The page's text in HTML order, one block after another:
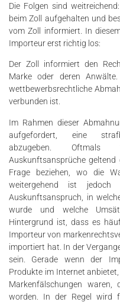
Die Folgen sind
beim Zoll aufgehalten und
vom Zoll informiert. In
Importeur erst richtig los:
Der Zoll informiert den
Marke oder deren
wettbewerbsrechtliche
verbunden ist.
Im Rahmen dieser
aufgefordert, eine
abzugeben. Oftmals
Auskunftsansprüche
Frage beziehen, wo die
weitergehend ist jedoch
Auskunftsanspruch, in
wurde und welche
Hintergrund ist, dass es
Importeur von
importiert hat. In der
sein. Gerade wenn der
Produkte im Internet
Markenfälschungen
worden. In der Regel wird